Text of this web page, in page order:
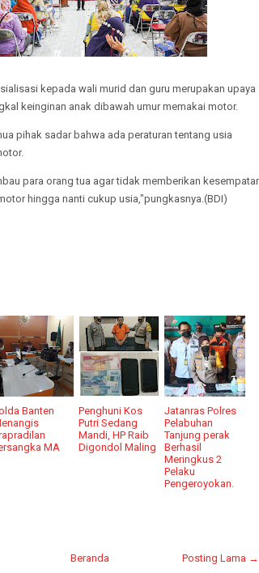
kepada wali murid dan guru merupakan upaya
keinginan anak dibawah umur memakai motor.
pihak sadar bahwa ada peraturan tentang usia
para orang tua agar tidak memberikan
hingga nanti cukup usia,"pungkasnya.(BDI)
Banten
MA
Penghuni Kos
Putri Sedang
Mandi, HP Raib
Digondol Maling
Jatanras Polres
Pelabuhan
Tanjung perak
Berhasil
Meringkus 2
Pelaku
Pengeroyokan.
Posting Lama →
Beranda